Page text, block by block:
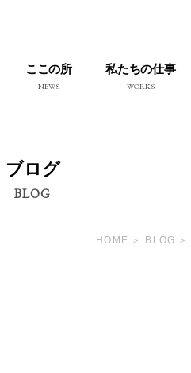
ここの所
NEWS
私たちの仕事
WORKS
ブログ
BLOG
HOME BLOG